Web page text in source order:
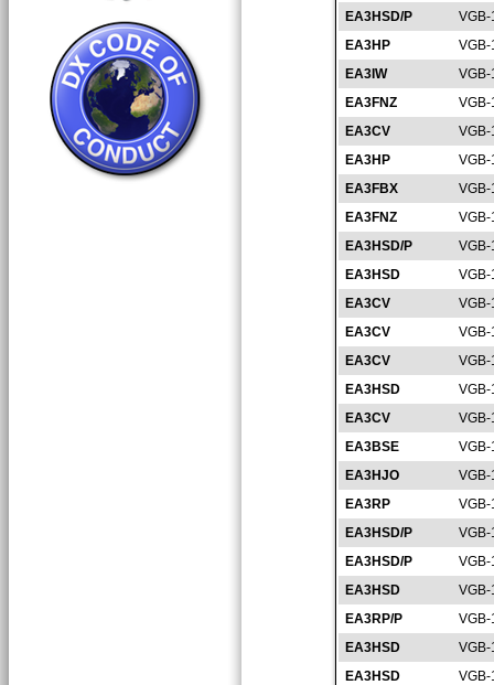
EA3HSD/P
EA3HP
EA3IW
EA3FNZ
EA3CV
EA3HP
EA3FBX
EA3FNZ
EA3HSD/P
EA3HSD
EA3CV
EA3CV
EA3CV
EA3HSD
EA3CV
EA3BSE
EA3HJO
EA3RP
EA3HSD/P
EA3HSD/P
EA3HSD
EA3RP/P
EA3HSD
EA3HSD